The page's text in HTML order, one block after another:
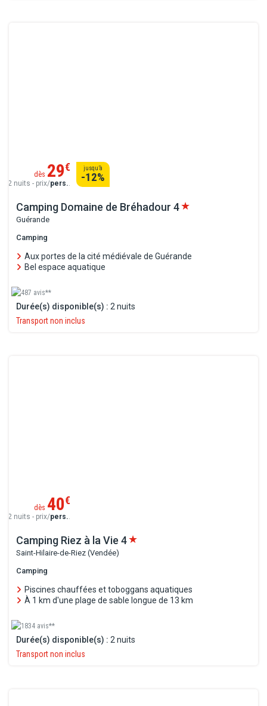
Camping Domaine de Bréhadour 4
Guérande
Camping
Aux portes de la cité médiévale de Guérande
Bel espace aquatique
487 avis**
Durée(s) disponible(s) : 2 nuits
Transport non inclus
dès 29€
2 nuits - prix/pers.
jusqu’à
-12%
Camping Riez à la Vie 4
Saint-Hilaire-de-Riez (Vendée)
Camping
Piscines chauffées et toboggans aquatiques
À 1 km d'une plage de sable longue de 13 km
1834 avis**
Durée(s) disponible(s) : 2 nuits
Transport non inclus
dès 40€
2 nuits - prix/pers.